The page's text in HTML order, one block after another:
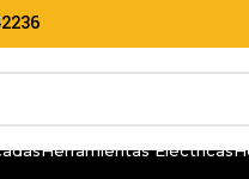
Herramientas Eléctricas